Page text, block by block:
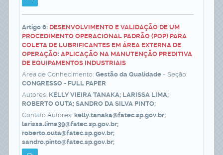
Artigo 6: DESENVOLVIMENTO E VALIDAÇÃO DE UM
PROCEDIMENTO OPERACIONAL PADRÃO (POP) PARA
COLETA DE LUBRIFICANTES EM ÁREA EXTERNA DE
OPERAÇÃO: APLICAÇÃO NA MANUTENÇÃO PREDITIVA
DE EQUIPAMENTOS INDUSTRIAIS
Área de Conhecimento: Gestão da Qualidade - Seção:
CONGRESSO - FULL PAPER
Autores: KELLY VIEIRA TANAKA; LARISSA LIMA;
ROBERTO OUTA; SANDRO DA SILVA PINTO;
Contato Autores: kelly.tanaka@fatec.sp.gov.br;
larissa.lima39@fatec.sp.gov.br;
roberto.outa@fatec.sp.gov.br;
sandro.pinto@fatec.sp.gov.br;